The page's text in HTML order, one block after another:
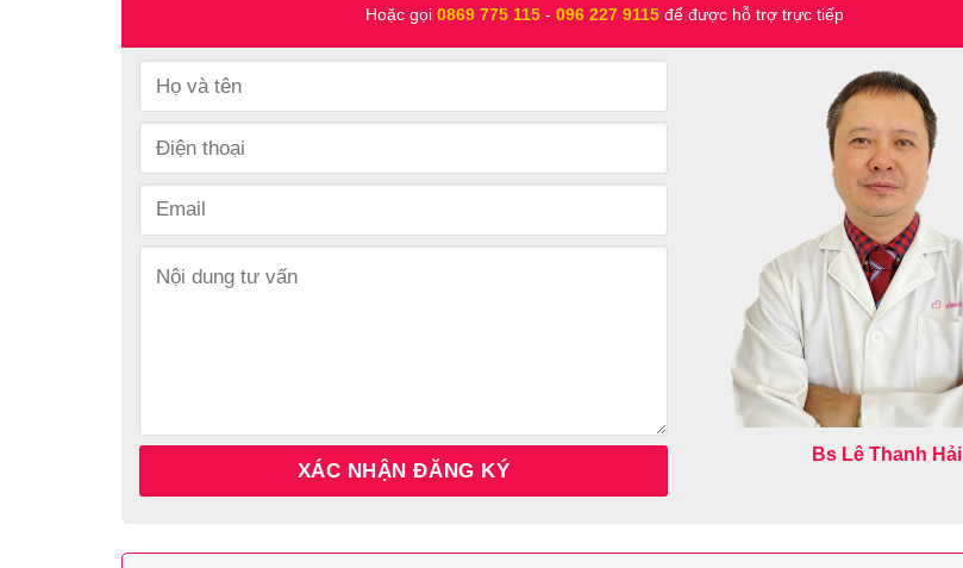
Hoặc gọi0869 775 115 -096 227 9115để được hỗ trợ trực tiếp
Bs Lê Thanh Hải